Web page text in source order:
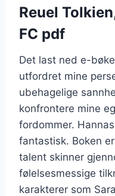
Reuel
FC pdf
Det last ned e-
utfordret mine
ubehagelige
konfrontere mine
fordommer.
fantastisk. Boken
talent skinner
følelsesmessige
karakterer som